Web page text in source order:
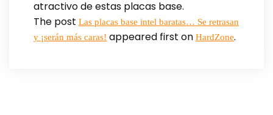
atractivo de estas placas base.
The post Las placas base intel baratas… Se retrasan
y ¡serán más caras! appeared first on HardZone.